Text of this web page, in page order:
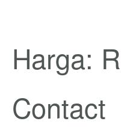
Harga:
Contact